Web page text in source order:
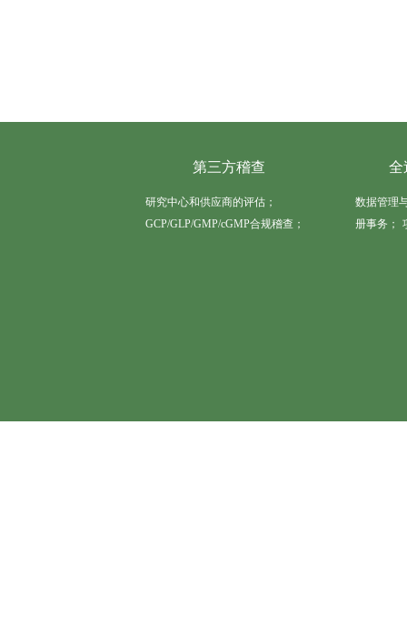
第三方稽查
研究中心和供应商的评估；
GCP/GLP/GMP/cGMP合规稽查；
全
数据管理
册事务；